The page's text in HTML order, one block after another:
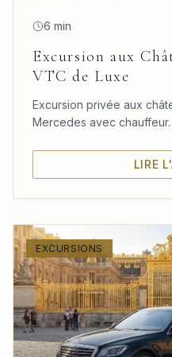
6 min
Excursion aux
VTC de Luxe
Excursion privée aux
Mercedes avec
LIRE
EXCURSIONS